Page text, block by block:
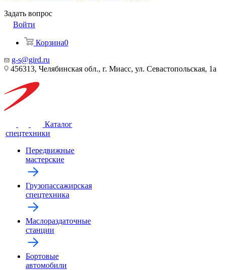
Задать вопрос
Войти
Корзина0
g-s@gird.ru
456313, Челябинская обл., г. Миасс, ул. Севастопольская, 1а
Каталог
спецтехники
Передвижные
мастерские
Грузопассажирская
спецтехника
Маслораздаточные
станции
Бортовые
автомобили